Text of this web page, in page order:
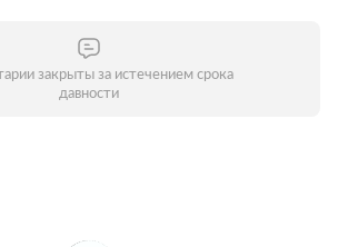
закрыты за истечением срока
давности